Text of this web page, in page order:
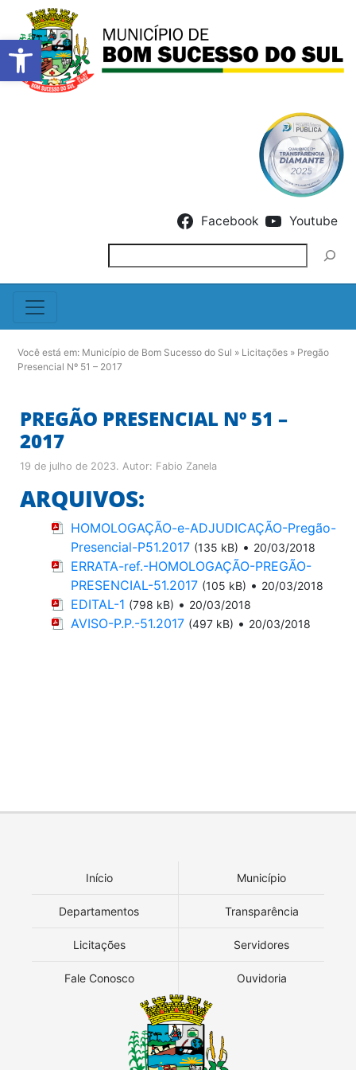
Barra de Ferramentas
Facebook Youtube
Você está em: Município de Bom Sucesso do Sul » Licitações » Pregão
Presencial Nº 51 – 2017
PREGÃO PRESENCIAL Nº 51 –
2017
19 de julho de 2023. Autor: Fabio Zanela
ARQUIVOS:
HOMOLOGAÇÃO-e-ADJUDICAÇÃO-Pregão-
Presencial-P51.2017 (135 kB) • 20/03/2018
ERRATA-ref.-HOMOLOGAÇÃO-PREGÃO-
PRESENCIAL-51.2017 (105 kB) • 20/03/2018
EDITAL-1 (798 kB) • 20/03/2018
AVISO-P.P.-51.2017 (497 kB) • 20/03/2018
Início Município
Departamentos Transparência
Licitações Servidores
Fale Conosco Ouvidoria